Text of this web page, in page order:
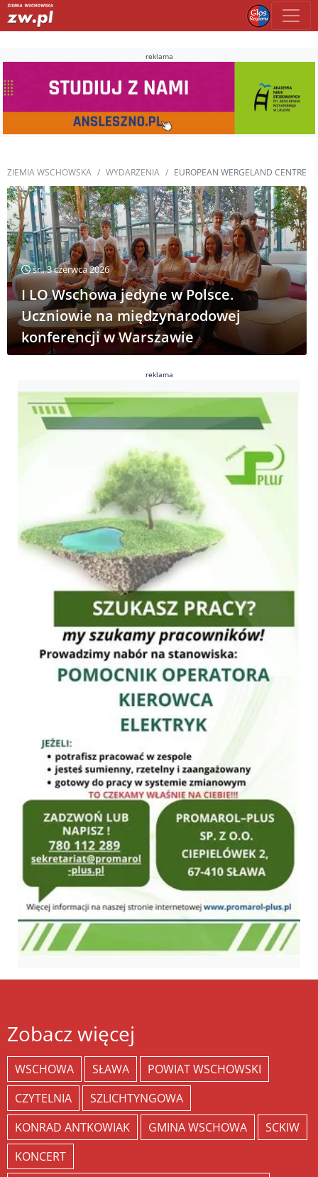
reklama
ZIEMIA WSCHOWSKA WYDARZENIA EUROPEAN WERGELAND CENTRE
śr., 3 czerwca 2026
I LO Wschowa jedyne w Polsce.
Uczniowie na międzynarodowej
konferencji w Warszawie
reklama
Zobacz więcej
WSCHOWA SŁAWA
POWIAT WSCHOWSKI
CZYTELNIA
SZLICHTYNGOWA
KONRAD ANTKOWIAK
GMINA WSCHOWA
SCKIW
KONCERT